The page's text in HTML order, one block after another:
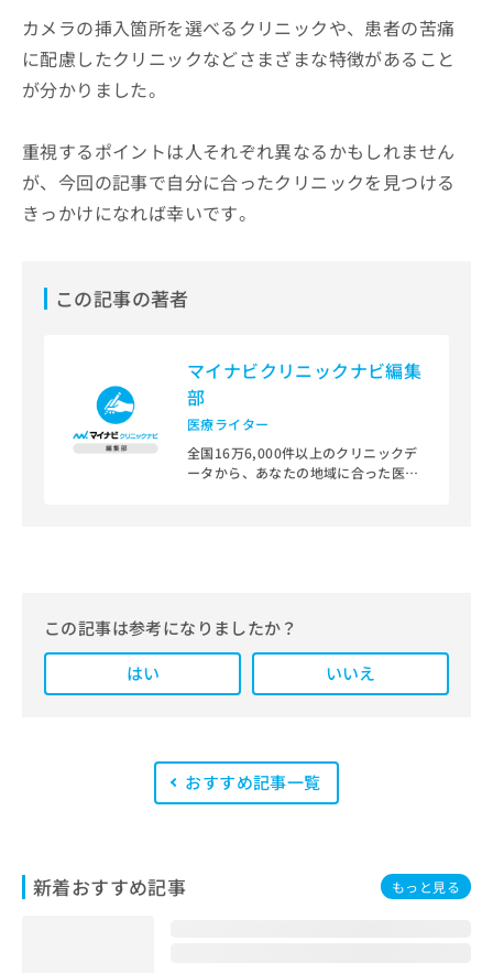
カメラの挿入箇所を選べるクリニックや、患者の苦痛
に配慮したクリニックなどさまざまな特徴があること
が分かりました。
重視するポイントは人それぞれ異なるかもしれません
が、今回の記事で自分に合ったクリニックを見つける
きっかけになれば幸いです。
この記事の著者
マイナビクリニックナビ編集
部
医療ライター
全国16万6,000件以上のクリニックデ
ータから、あなたの地域に合った医療
また、医療広告ガイドラインに準拠し
た編集体制を整えており、編集部内に
は、一般社団法人薬機法医療法規格協
います。
この記事は参考になりましたか？
はい
いいえ
おすすめ記事一覧
新着おすすめ記事 もっと見る